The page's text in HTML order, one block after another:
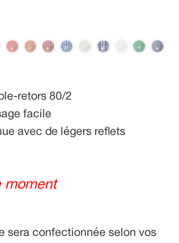
retors 80/2
facile
avec de légers reflets
moment
sera confectionnée selon vos